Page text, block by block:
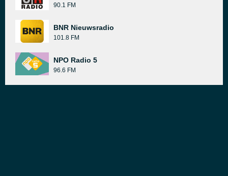
90.1 FM
BNR Nieuwsradio
101.8 FM
NPO Radio 5
96.6 FM